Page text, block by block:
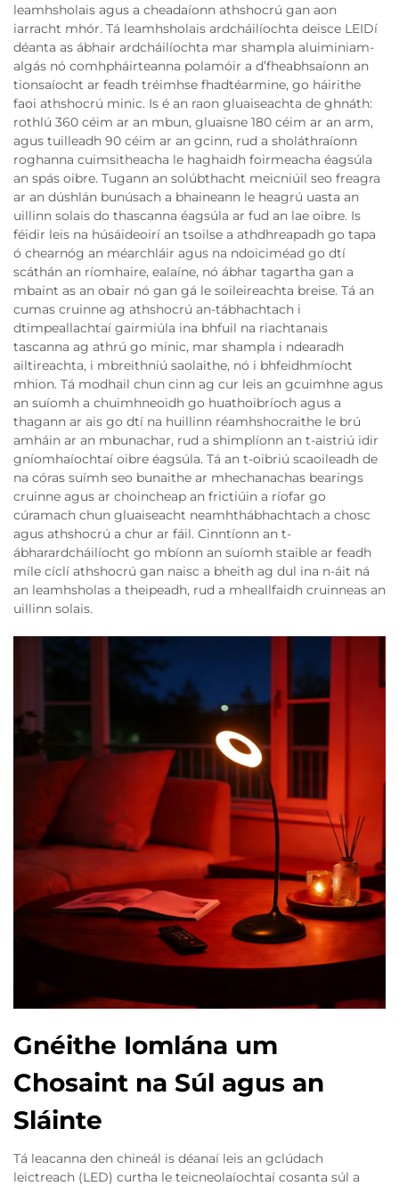
leamhsholais agus a cheadaíonn athshocrú gan aon
iarracht mhór. Tá leamhsholais ardcháilíochta deisce LEIDí
déanta as ábhair ardcháilíochta mar shampla aluiminiam-
algás nó comhpháirteanna polamóir a d’fheabhsaíonn an
tionsaíocht ar feadh tréimhse fhadtéarmine, go háirithe
faoi athshocrú minic. Is é an raon gluaiseachta de ghnáth:
rothlú 360 céim ar an mbun, gluaisne 180 céim ar an arm,
agus tuilleadh 90 céim ar an gcinn, rud a sholáthraíonn
roghanna cuimsitheacha le haghaidh foirmeacha éagsúla
an spás oibre. Tugann an solúbthacht meicniúil seo freagra
ar an dúshlán bunúsach a bhaineann le heagrú uasta an
uillinn solais do thascanna éagsúla ar fud an lae oibre. Is
féidir leis na húsáideoirí an tsoilse a athdhreapadh go tapa
ó chearnóg an méarchláir agus na ndoiciméad go dtí
scáthán an ríomhaire, ealaíne, nó ábhar tagartha gan a
mbaint as an obair nó gan gá le soileireachta breise. Tá an
cumas cruinne ag athshocrú an-tábhachtach i
dtimpeallachtaí gairmiúla ina bhfuil na riachtanais
tascanna ag athrú go minic, mar shampla i ndearadh
ailtireachta, i mbreithniú saolaithe, nó i bhfeidhmíocht
mhion. Tá modhail chun cinn ag cur leis an gcuimhne agus
an suíomh a chuimhneoidh go huathoibríoch agus a
thagann ar ais go dtí na huillinn réamhshocraithe le brú
amháin ar an mbunachar, rud a shimplíonn an t-aistriú idir
gníomhaíochtaí oibre éagsúla. Tá an t-oibriú scaoileadh de
na córas suímh seo bunaithe ar mhechanachas bearings
cruinne agus ar choincheap an frictiúin a ríofar go
cúramach chun gluaiseacht neamhthábhachtach a chosc
agus athshocrú a chur ar fáil. Cinntíonn an t-
ábharardcháilíocht go mbíonn an suíomh staible ar feadh
míle cíclí athshocrú gan naisc a bheith ag dul ina n-áit ná
an leamhsholas a theipeadh, rud a mheallfaidh cruinneas an
uillinn solais.
Gnéithe Iomlána um
Chosaint na Súl agus an
Sláinte
Tá leacanna den chineál is déanaí leis an gclúdach
leictreach (LED) curtha le teicneolaíochtaí cosanta súl a